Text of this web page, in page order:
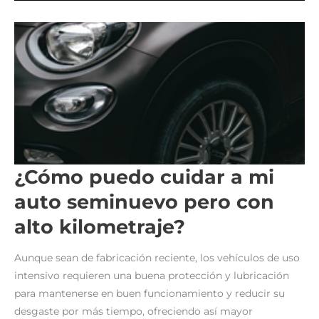
AUTOMÁTICA
¿Cómo puedo cuidar a mi
auto seminuevo pero con
alto kilometraje?
Aunque sean de fabricación reciente, los vehículos de uso
intensivo requieren una buena protección y lubricación
para mantenerse en buen funcionamiento y reducir su
desgaste por más tiempo, ofreciendo así mayor